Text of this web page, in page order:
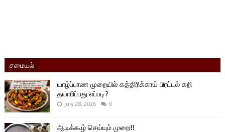
சமையல்
யாழ்ப்பாண முறையில் கத்திரிக்காய் பிரட்டல் கறி
தயாரிப்பது எப்படி?
July 28, 2026 0
ஆடிக்கூழ் செய்யும் முறை!!